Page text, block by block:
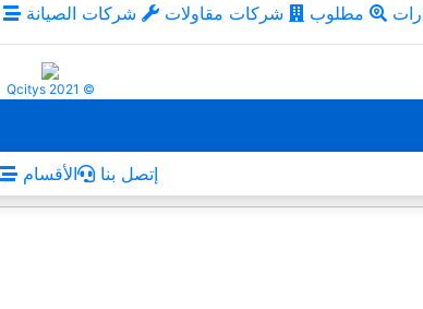
مطلوب شركات مقاولات شركات الصيانة
Qcitys 2021 ©
الأقسام إتصل بنا